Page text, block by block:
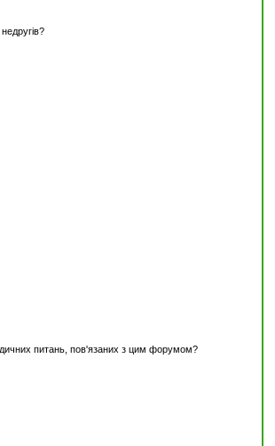
питань, пов'язаних з цим форумом?